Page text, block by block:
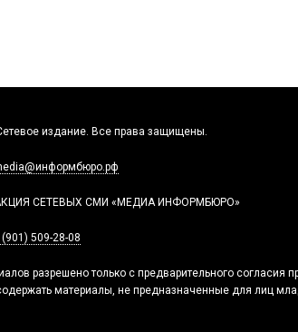
издание. Все права защищены.
СЕТЕВЫХ СМИ «МЕДИА ИНФОРМБЮРО»
509-28-08
разрешено только с предварительного
материалы, не предназначенные для лиц